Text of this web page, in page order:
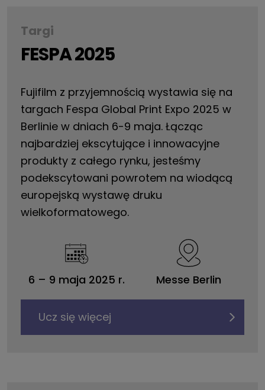
Targi
FESPA 2025
Fujifilm z przyjemnością wystawia się na
targach Fespa Global Print Expo 2025 w
Berlinie w dniach 6-9 maja. Łącząc
najbardziej ekscytujące i innowacyjne
produkty z całego rynku, jesteśmy
podekscytowani powrotem na wiodącą
europejską wystawę druku
wielkoformatowego.
6 – 9 maja 2025 r. Messe Berlin
Ucz się więcej